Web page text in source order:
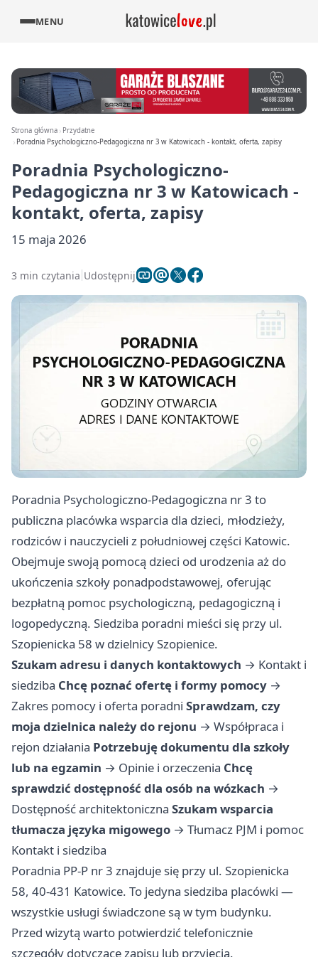
MENU
Strona główna
Przydatne
Poradnia Psychologiczno-Pedagogiczna nr 3 w Katowicach - kontakt, oferta, zapisy
Poradnia Psychologiczno-
Pedagogiczna nr 3 w Katowicach -
kontakt, oferta, zapisy
15 maja 2026
3 min czytania Udostępnij
Poradnia Psychologiczno-Pedagogiczna nr 3 to
publiczna placówka wsparcia dla dzieci, młodzieży,
rodziców i nauczycieli z południowej części Katowic.
Obejmuje swoją pomocą dzieci od urodzenia aż do
ukończenia szkoły ponadpodstawowej, oferując
bezpłatną pomoc psychologiczną, pedagogiczną i
logopedyczną. Siedziba poradni mieści się przy ul.
Szopienicka 58 w dzielnicy Szopienice.
Szukam adresu i danych kontaktowych → Kontakt i
siedziba Chcę poznać ofertę i formy pomocy →
Zakres pomocy i oferta poradni Sprawdzam, czy
moja dzielnica należy do rejonu → Współpraca i
rejon działania Potrzebuję dokumentu dla szkoły
lub na egzamin → Opinie i orzeczenia Chcę
sprawdzić dostępność dla osób na wózkach →
Dostępność architektoniczna Szukam wsparcia
tłumacza języka migowego → Tłumacz PJM i pomoc
Kontakt i siedziba
Poradnia PP-P nr 3 znajduje się przy ul. Szopienicka
58, 40-431 Katowice. To jedyna siedziba placówki —
wszystkie usługi świadczone są w tym budynku.
Przed wizytą warto potwierdzić telefonicznie
szczegóły dotyczące zapisu lub przyjęcia.